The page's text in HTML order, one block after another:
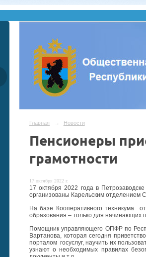
Главная → Новости
Пенсионеры
грамотности
17 октября 2022 г.
17 октября 2022 года в
организованы Карельским отделением
На базе Кооперативного техникума
образования – только для начинающих
Помощник управляющего ОПФР по
Вартанова, которая сегодня
порталом госуслуг, научить их
узнают о необходимых правилах